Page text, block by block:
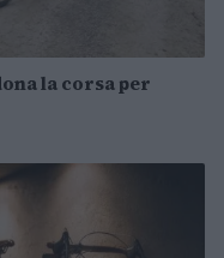
la corsa per